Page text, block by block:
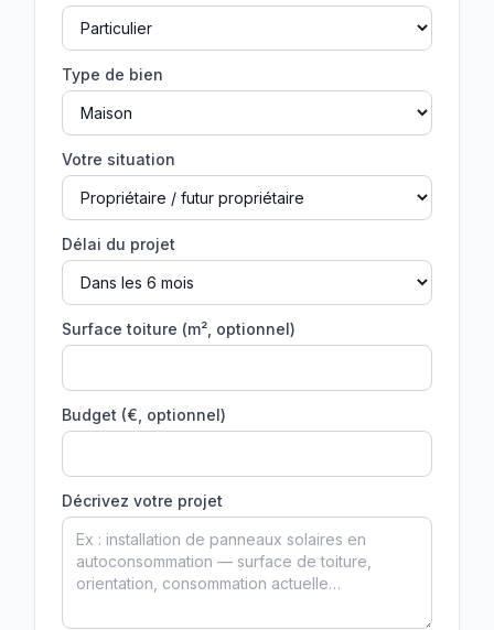
Type de bien
Votre situation
Délai du projet
Surface toiture (m², optionnel)
Budget (€, optionnel)
Décrivez votre projet